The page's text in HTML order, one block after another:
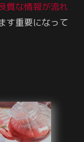
質な情報が流れ
す重要になって